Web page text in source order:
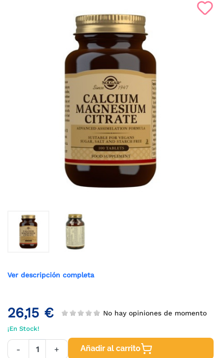
Ver descripción completa
26,15 € No hay opiniones de momento
¡En Stock!
- + Añadir al carrito